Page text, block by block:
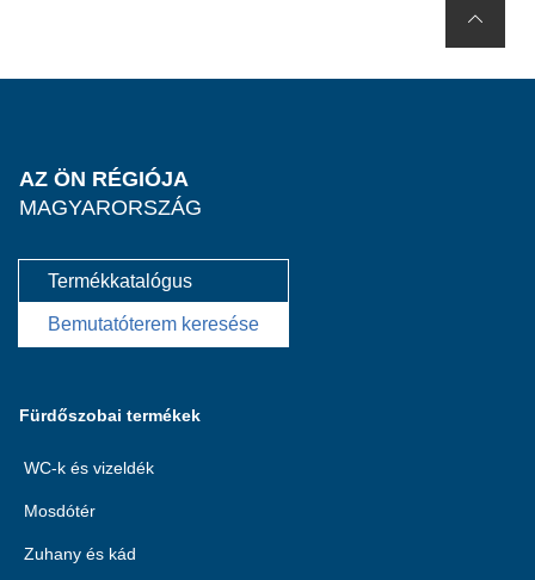
AZ ÖN RÉGIÓJA
MAGYARORSZÁG
Termékkatalógus
Bemutatóterem keresése
Fürdőszobai termékek
WC-k és vizeldék
Mosdótér
Zuhany és kád